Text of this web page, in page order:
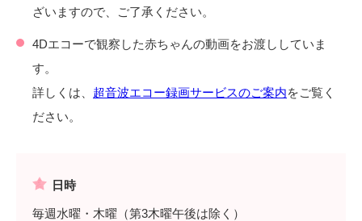
ざいますので、ご了承ください。
4Dエコーで観察した赤ちゃんの動画をお渡ししていま
す。
詳しくは、 超音波エコー録画サービスのご案内をご覧く
ださい。
日時
毎週水曜・木曜（第3木曜午後は除く）